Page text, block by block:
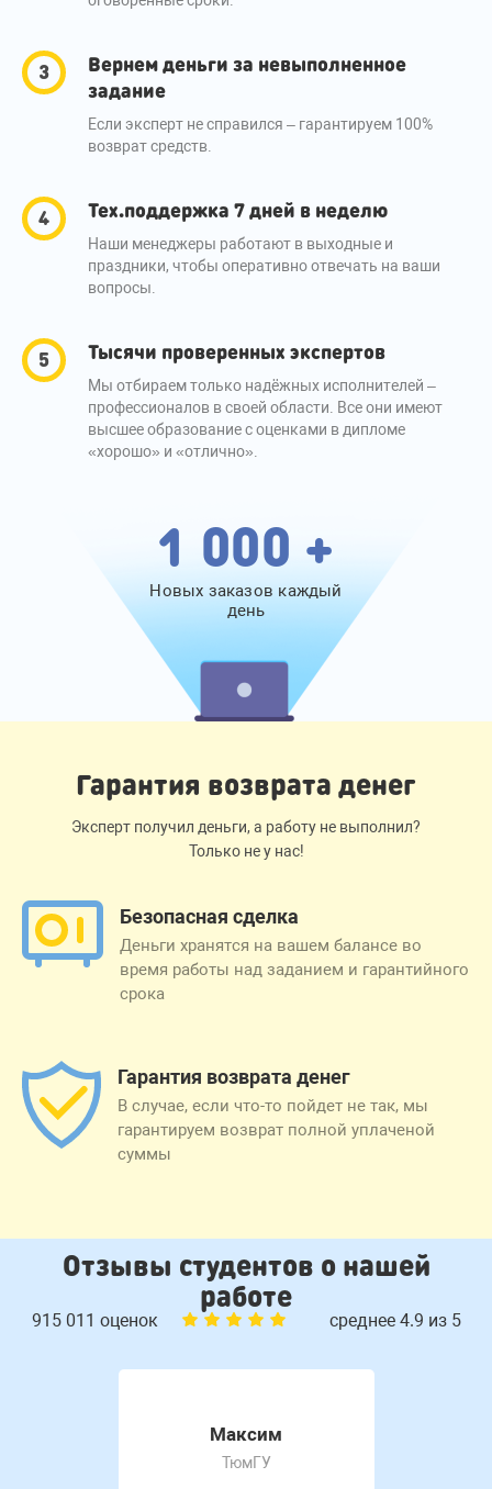
Вернем деньги за невыполненное
задание
Если эксперт не справился – гарантируем 100%
возврат средств.
Тех.поддержка 7 дней в неделю
Наши менеджеры работают в выходные и
праздники, чтобы оперативно отвечать на ваши
вопросы.
Тысячи проверенных экспертов
Мы отбираем только надёжных исполнителей –
профессионалов в своей области. Все они имеют
высшее образование с оценками в дипломе
«хорошо» и «отлично».
1 000 +
Новых заказов каждый
день
Гарантия возврата денег
Эксперт получил деньги, а работу не выполнил?
Только не у нас!
Безопасная сделка
Деньги хранятся на вашем балансе во
время работы над заданием и гарантийного
срока
Гарантия возврата денег
В случае, если что-то пойдет не так, мы
гарантируем возврат полной уплаченой
суммы
Отзывы студентов о нашей
работе
915 011 оценок среднее 4.9 из 5
Максим
ТюмГУ